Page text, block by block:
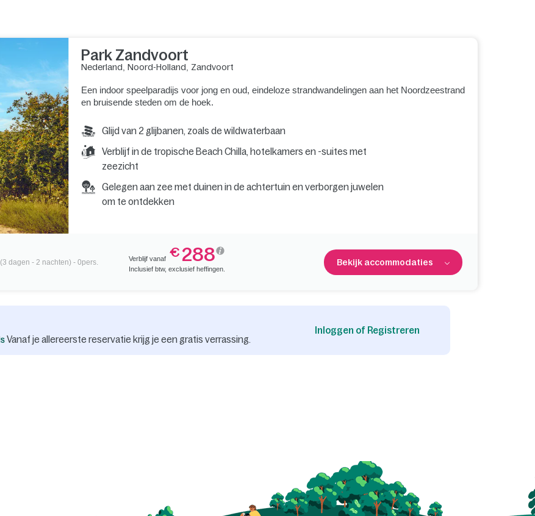
Park Zandvoort
Nederland Noord-Holland Zandvoort
Een indoor speelparadijs voor jong en oud, eindeloze strandwandelingen aan het Noordzeestrand
en bruisende steden om de hoek.
Glijd van 2 glijbanen, zoals de wildwaterbaan
Verblijf in de tropische Beach Chilla, hotelkamers en -suites met
zeezicht
Gelegen aan zee met duinen in de achtertuin en verborgen juwelen
om te ontdekken
(3 dagen - 2 nachten) - 0pers. Verblijf vanaf € 288
Inclusief btw, exclusief heffingen.
Bekijk accommodaties
Vanaf je allereerste reservatie krijg je een gratis verrassing.
Inloggen of Registreren